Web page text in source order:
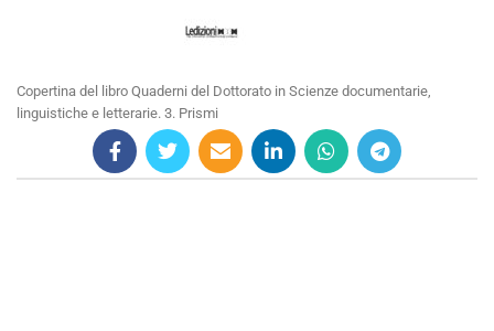
Copertina del libro Quaderni del Dottorato in Scienze documentarie,
linguistiche e letterarie. 3. Prismi